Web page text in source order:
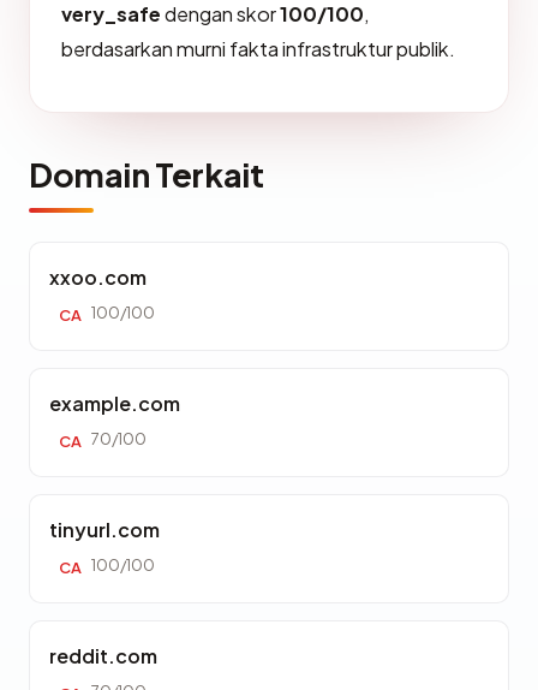
very_safedengan skor100/100,
berdasarkan murni fakta infrastruktur publik.
Domain Terkait
xxoo.com
CA 100/100
example.com
CA 70/100
tinyurl.com
CA 100/100
reddit.com